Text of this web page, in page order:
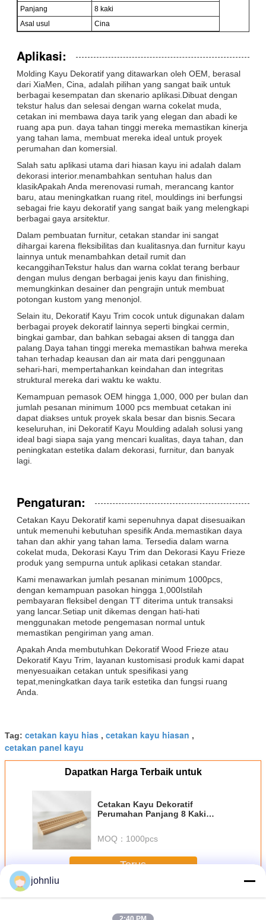
Panjang
8 kaki
Asal usul
Cina
Aplikasi:
Molding Kayu Dekoratif yang ditawarkan oleh OEM, berasal
dari XiaMen, Cina, adalah pilihan yang sangat baik untuk
berbagai kesempatan dan skenario aplikasi.Dibuat dengan
tekstur halus dan selesai dengan warna cokelat muda,
cetakan ini membawa daya tarik yang elegan dan abadi ke
ruang apa pun. daya tahan tinggi mereka memastikan kinerja
yang tahan lama, membuat mereka ideal untuk proyek
perumahan dan komersial.
Salah satu aplikasi utama dari hiasan kayu ini adalah dalam
dekorasi interior.menambahkan sentuhan halus dan
klasikApakah Anda merenovasi rumah, merancang kantor
baru, atau meningkatkan ruang ritel, mouldings ini berfungsi
sebagai frie kayu dekoratif yang sangat baik yang melengkapi
berbagai gaya arsitektur.
Dalam pembuatan furnitur, cetakan standar ini sangat
dihargai karena fleksibilitas dan kualitasnya.dan furnitur kayu
lainnya untuk menambahkan detail rumit dan
kecanggihanTekstur halus dan warna coklat terang berbaur
dengan mulus dengan berbagai jenis kayu dan finishing,
memungkinkan desainer dan pengrajin untuk membuat
potongan kustom yang menonjol.
Selain itu, Dekoratif Kayu Trim cocok untuk digunakan dalam
berbagai proyek dekoratif lainnya seperti bingkai cermin,
bingkai gambar, dan bahkan sebagai aksen di tangga dan
palang.Daya tahan tinggi mereka memastikan bahwa mereka
tahan terhadap keausan dan air mata dari penggunaan
sehari-hari, mempertahankan keindahan dan integritas
struktural mereka dari waktu ke waktu.
Kemampuan pemasok OEM hingga 1,000, 000 per bulan dan
jumlah pesanan minimum 1000 pcs membuat cetakan ini
dapat diakses untuk proyek skala besar dan bisnis.Secara
keseluruhan, ini Dekoratif Kayu Moulding adalah solusi yang
ideal bagi siapa saja yang mencari kualitas, daya tahan, dan
peningkatan estetika dalam dekorasi, furnitur, dan banyak
lagi.
Pengaturan:
Cetakan Kayu Dekoratif kami sepenuhnya dapat disesuaikan
untuk memenuhi kebutuhan spesifik Anda.memastikan daya
tahan dan akhir yang tahan lama. Tersedia dalam warna
cokelat muda, Dekorasi Kayu Trim dan Dekorasi Kayu Frieze
produk yang sempurna untuk aplikasi cetakan standar.
Kami menawarkan jumlah pesanan minimum 1000pcs,
dengan kemampuan pasokan hingga 1,000Istilah
pembayaran fleksibel dengan TT diterima untuk transaksi
yang lancar.Setiap unit dikemas dengan hati-hati
menggunakan metode pengemasan normal untuk
memastikan pengiriman yang aman.
Apakah Anda membutuhkan Dekoratif Wood Frieze atau
Dekoratif Kayu Trim, layanan kustomisasi produk kami dapat
menyesuaikan cetakan untuk spesifikasi yang
tepat,meningkatkan daya tarik estetika dan fungsi ruang
Anda.
Tag: cetakan kayu hias , cetakan kayu hiasan ,
cetakan panel kayu
Dapatkan Harga Terbaik untuk
Cetakan Kayu Dekoratif
Perumahan Panjang 8 Kaki
Bergaya
MOQ： 1000pcs
Terus
LebihCetakan Kayu Dekoratif
johnliu